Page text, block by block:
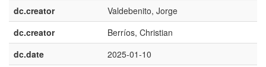
dc.creator
Valdebenito, Jorge
dc.creator
Berríos, Christian
dc.date
2025-01-10